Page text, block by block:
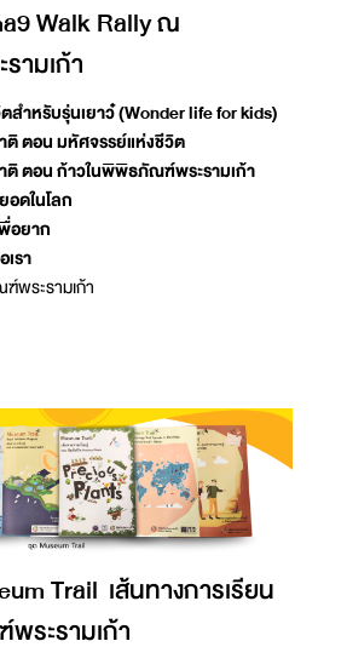
Walk Rally ณ
มเก้า
ำหรับรุ่นเยาว๋ (Wonder life for kids)
ติ ตอน มหัศจรรย์แห่งชีวิต
ติ ตอน ก้าวในพิพิธภัณฑ์พระรามเก้า
ดในโลก
อยาก
รา
ระรามเก้า
Trail เส้นทางการเรียน
ะรามเก้า